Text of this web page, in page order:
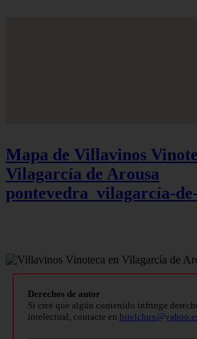
Mapa de Villavinos
Vilagarcía de Arousa
pontevedra_vilagarcía-
Derechos de autor
Si cree que algún contenido infringe
intelectual, contacte en